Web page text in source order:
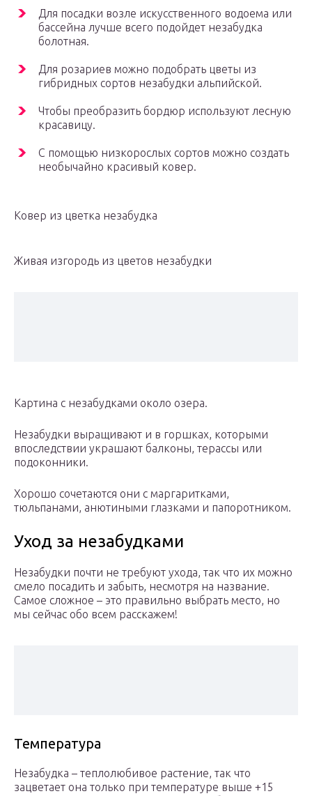
Для посадки возле искусственного водоема или
бассейна лучше всего подойдет незабудка
болотная.
Для розариев можно подобрать цветы из
гибридных сортов незабудки альпийской.
Чтобы преобразить бордюр используют лесную
красавицу.
С помощью низкорослых сортов можно создать
необычайно красивый ковер.
Ковер из цветка незабудка
Живая изгородь из цветов незабудки
Картина с незабудками около озера.
Незабудки выращивают и в горшках, которыми
впоследствии украшают балконы, терассы или
подоконники.
Хорошо сочетаются они с маргаритками,
тюльпанами, анютиными глазками и папоротником.
Уход за незабудками
Незабудки почти не требуют ухода, так что их можно
смело посадить и забыть, несмотря на название.
Самое сложное – это правильно выбрать место, но
мы сейчас обо всем расскажем!
Температура
Незабудка – теплолюбивое растение, так что
зацветает она только при температуре выше +15